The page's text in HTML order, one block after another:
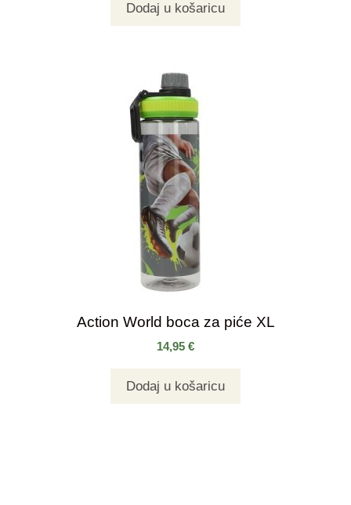
Dodaj u košaricu
Action World boca za piće XL
14,95 €
Dodaj u košaricu